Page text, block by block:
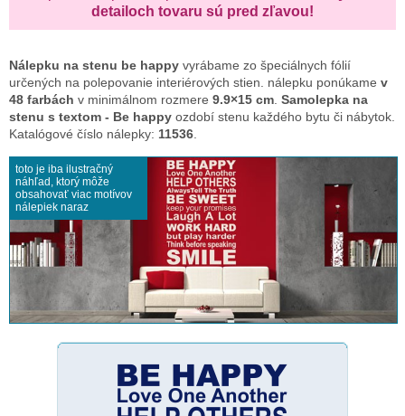
detailoch tovaru sú pred zľavou!
Nálepku na stenu be happy vyrábame zo špeciálnych fólií
určených na polepovanie interiérových stien. nálepku ponúkame v
48 farbách v minimálnom rozmere 9.9×15 cm Samolepka na
stenu s textom - Be happy ozdobí stenu každého bytu či nábytok.
Katalógové číslo nálepky: 11536
toto je iba ilustračný
náhľad, ktorý môže
obsahovať viac motívov
nálepiek naraz